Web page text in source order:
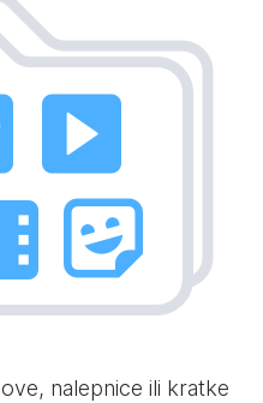
nalepnice ili kratke